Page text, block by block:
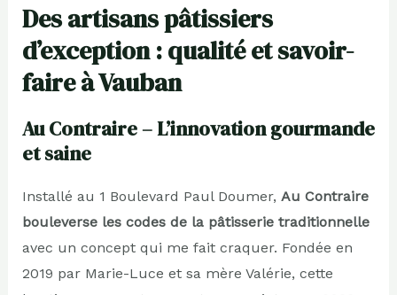
Des artisans pâtissiers
d’exception : qualité et savoir-
faire à Vauban
Au Contraire – L’innovation gourmande
et saine
Installé au 1 Boulevard Paul Doumer, Au Contraire
bouleverse les codes de la pâtisserie traditionnelle
avec un concept qui me fait craquer. Fondée en
2019 par Marie-Luce et sa mère Valérie, cette